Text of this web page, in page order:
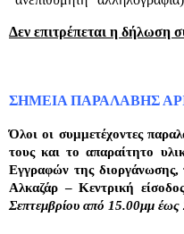
Δεν επιτρέπεται η δήλωση
ΣΗΜΕΙΑ ΠΑΡΑΛΑΒΗΣ
Όλοι οι συμμετέχοντες
τους και το απαραίτητο
Εγγραφών της διοργάνωσης,
Αλκαζάρ – Κεντρική
Σεπτεμβρίου από 15.00μμ